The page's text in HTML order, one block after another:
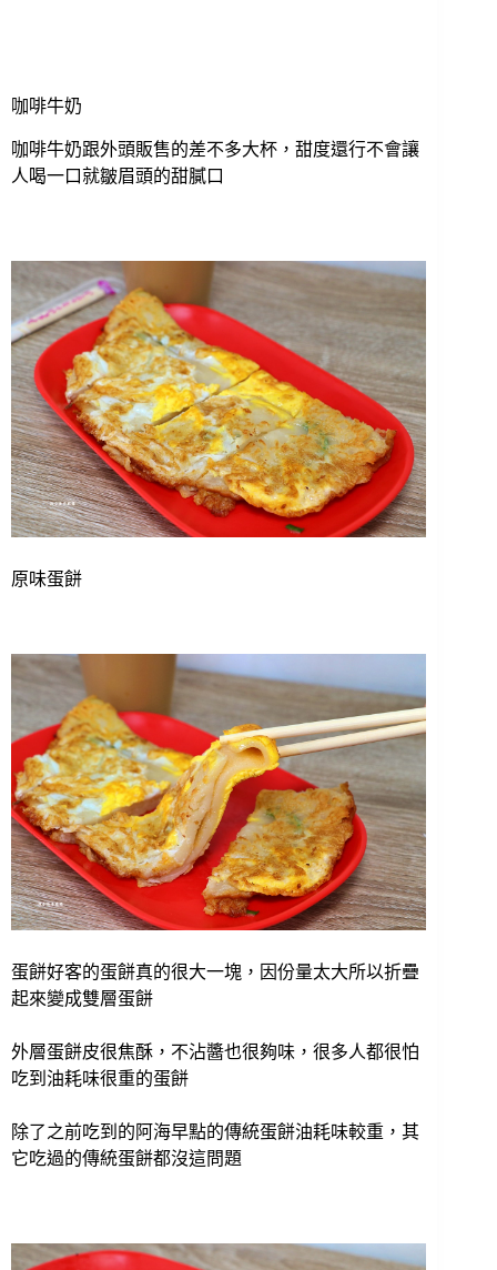
咖啡牛奶
咖啡牛奶跟外頭販售的差不多大杯，甜度還行不會讓
人喝一口就皺眉頭的甜膩口
原味蛋餅
蛋餅好客的蛋餅真的很大一塊，因份量太大所以折疊
起來變成雙層蛋餅
外層蛋餅皮很焦酥，不沾醬也很夠味，很多人都很怕
吃到油耗味很重的蛋餅
除了之前吃到的阿海早點的傳統蛋餅油耗味較重，其
它吃過的傳統蛋餅都沒這問題